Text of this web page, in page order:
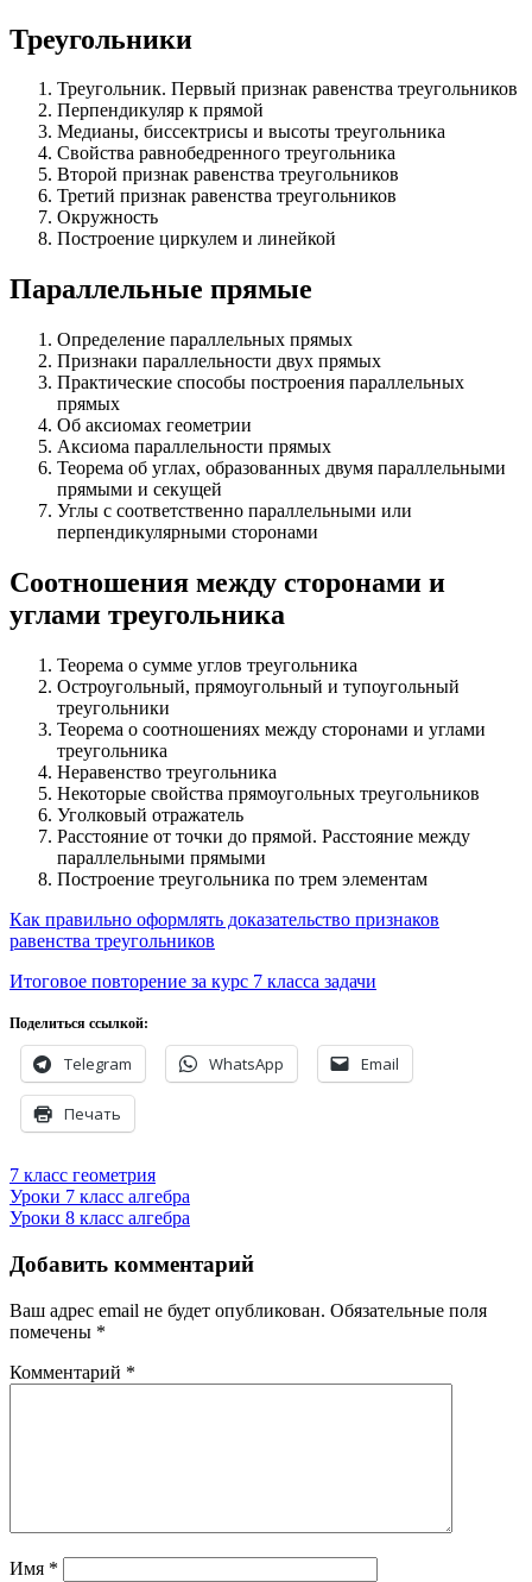
Треугольники
Треугольник. Первый признак равенства треугольников
Перпендикуляр к прямой
Медианы, биссектрисы и высоты треугольника
Свойства равнобедренного треугольника
Второй признак равенства треугольников
Третий признак равенства треугольников
Окружность
Построение циркулем и линейкой
Параллельные прямые
Определение параллельных прямых
Признаки параллельности двух прямых
Практические способы построения параллельных
прямых
Об аксиомах геометрии
Аксиома параллельности прямых
Теорема об углах, образованных двумя параллельными
прямыми и секущей
Углы с соответственно параллельными или
перпендикулярными сторонами
Соотношения между сторонами и
углами треугольника
Теорема о сумме углов треугольника
Остроугольный, прямоугольный и тупоугольный
треугольники
Теорема о соотношениях между сторонами и углами
треугольника
Неравенство треугольника
Некоторые свойства прямоугольных треугольников
Уголковый отражатель
Расстояние от точки до прямой. Расстояние между
параллельными прямыми
Построение треугольника по трем элементам
Как правильно оформлять доказательство признаков
равенства треугольников
Итоговое повторение за курс 7 класса задачи
Поделиться ссылкой:
Telegram WhatsApp Email
Печать
7 класс геометрия
Навигация
по
записям
Уроки 7 класс алгебра
Уроки 8 класс алгебра
Добавить комментарий
Ваш адрес email не будет опубликован. Обязательные поля
помечены *
Комментарий *
Имя *